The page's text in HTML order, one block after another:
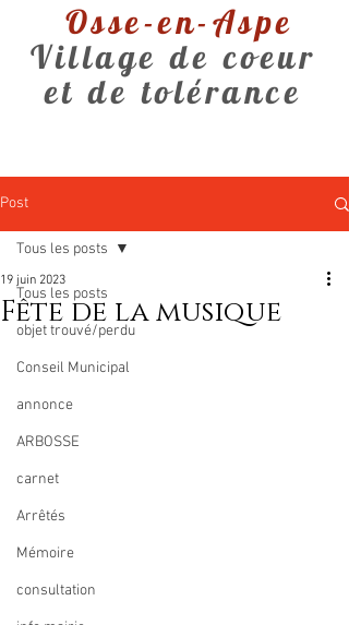
Osse-en-Aspe
Village de coeur
et de tolérance
Post
Tous les posts
objet trouvé/perdu
Conseil Municipal
annonce
ARBOSSE
carnet
Arrêtés
Mémoire
consultation
Tous les posts
Fête de la musique
19 juin 2023